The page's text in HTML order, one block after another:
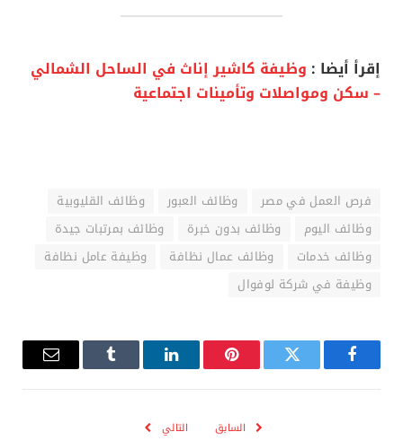
إقرأ أيضا : وظيفة كاشير إناث في الساحل الشمالي
– سكن ومواصلات وتأمينات اجتماعية
فرص العمل في مصر وظائف العبور
وظائف القليوبية
وظائف اليوم
وظائف بدون خبرة
وظائف بمرتبات جيدة
وظائف خدمات
وظائف عمال نظافة
وظيفة عامل نظافة
وظيفة في شركة لوفوال
فيسبوك تويتر بينتيريستلينكدإن Tumblr
البريد
السابق التالي